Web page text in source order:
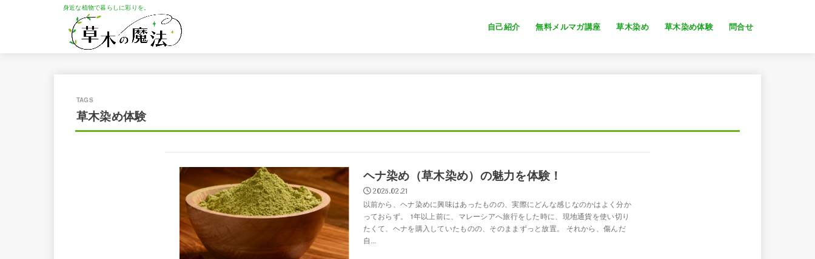
身近な植物で暮らしに彩りを。
自己紹介 無料メルマガ講座 草木染め 草木染め体験 問合せ
草木染め体験
ヘナ染め（草木染め）の魅力を体験！
2025.02.21
以前から、ヘナ染めに興味はあったものの、実際にどんな感じなのかはよく分か
っておらず。 1年以上前に、マレーシアへ旅行をした時に、現地通貨を使い切り
たくて、ヘナを購入していたものの、そのままずっと放置。 それから、傷んだ
自...